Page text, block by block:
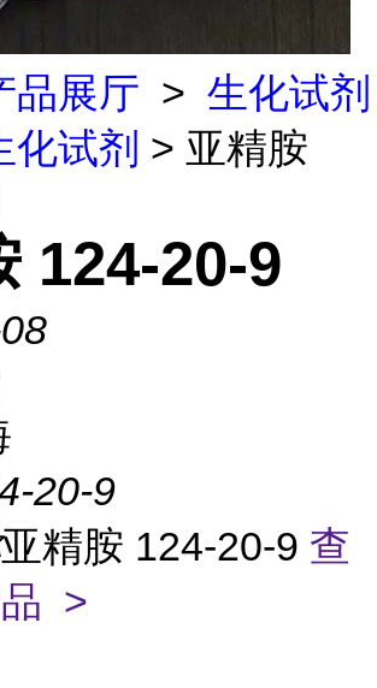
品展厅 > 生化试剂
化试剂 > 亚精胺
124-20-9
20-9
亚精胺 124-20-9 查
>